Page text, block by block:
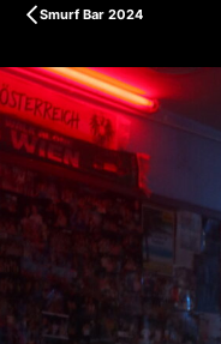
Smurf Bar 2024